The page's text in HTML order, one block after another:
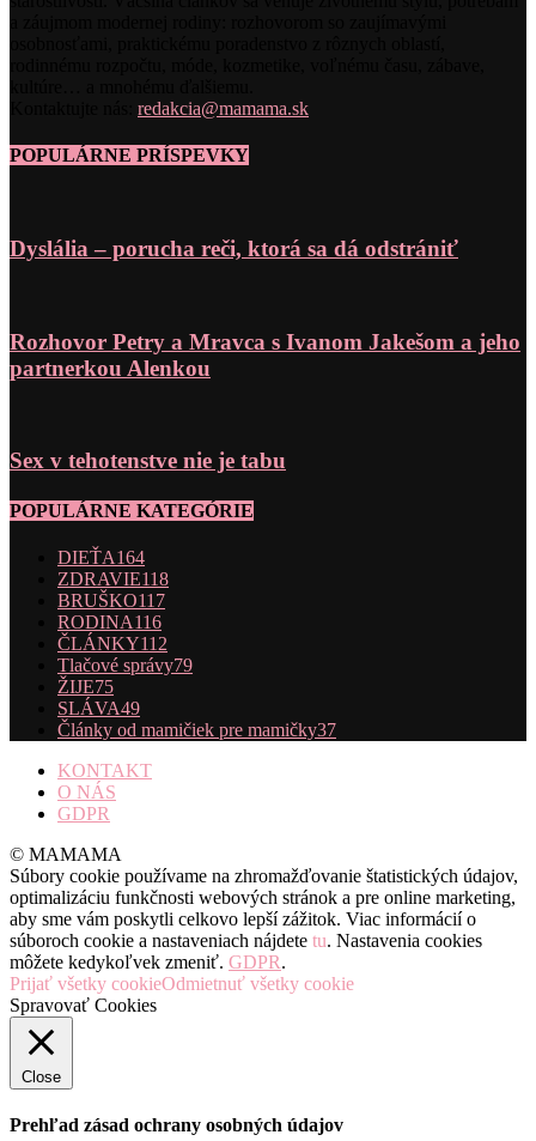
redakcia@mamama.sk
POPULÁRNE PRÍSPEVKY
Dyslália – porucha reči, ktorá sa dá odstrániť
Rozhovor Petry a Mravca s Ivanom Jakešom a jeho
partnerkou Alenkou
Sex v tehotenstve nie je tabu
POPULÁRNE KATEGÓRIE
DIEŤA164
ZDRAVIE118
BRUŠKO117
RODINA116
ČLÁNKY112
Tlačové správy79
ŽIJE75
SLÁVA49
Články od mamičiek pre mamičky37
KONTAKT
O NÁS
GDPR
© MAMAMA
Súbory cookie používame na zhromažďovanie štatistických údajov,
optimalizáciu funkčnosti webových stránok a pre online marketing,
aby sme vám poskytli celkovo lepší zážitok. Viac informácií o
súboroch cookie a nastaveniach nájdete tu. Nastavenia cookies
môžete kedykoľvek zmeniť. GDPR.
Prijať všetky cookieOdmietnuť všetky cookie
Spravovať Cookies
Close
Prehľad zásad ochrany osobných údajov